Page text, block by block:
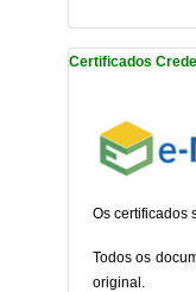
Certificados
Os certificados
Todos os
original.